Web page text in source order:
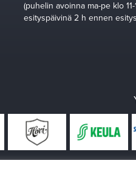
(puhelin avoinna ma-pe klo
esityspäivinä 2 h ennen